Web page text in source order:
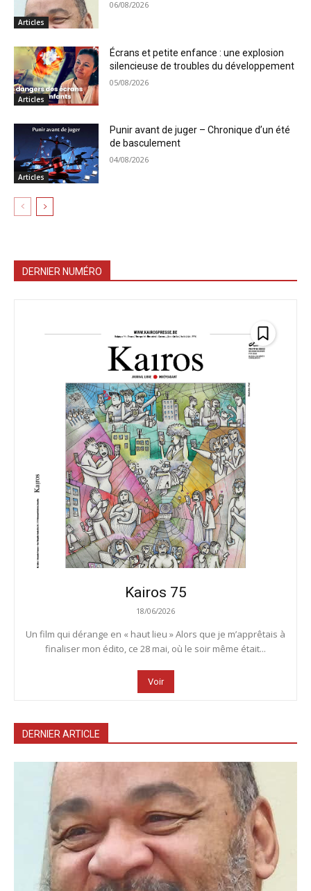
Articles
06/08/2026
Articles
Écrans et petite enfance : une explosion
silencieuse de troubles du développement
05/08/2026
Articles
Punir avant de juger – Chronique d’un été
de basculement
04/08/2026
DERNIER NUMÉRO
Kairos 75
18/06/2026
Un film qui dérange en « haut lieu » Alors que je m’apprêtais à
finaliser mon édito, ce 28 mai, où le soir même était...
Voir
DERNIER ARTICLE